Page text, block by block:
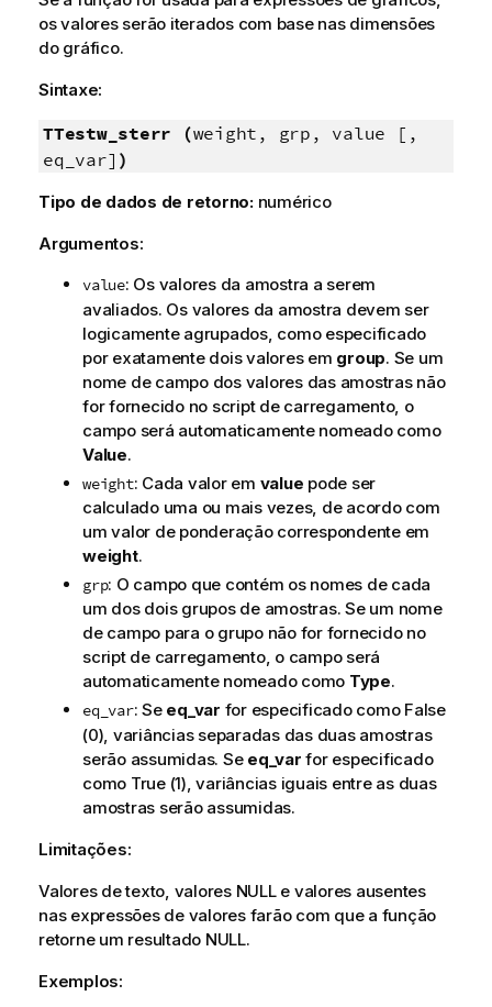
os valores serão iterados com base nas dimensões
do gráfico.
Sintaxe:
TTestw_sterr (weight, grp, value [,
eq_var] )
Tipo de dados de retorno: numérico
Argumentos:
value: Os valores da amostra a serem
avaliados. Os valores da amostra devem ser
logicamente agrupados, como especificado
por exatamente dois valores em group. Se um
nome de campo dos valores das amostras não
for fornecido no script de carregamento, o
campo será automaticamente nomeado como
Value.
weight: Cada valor em value pode ser
calculado uma ou mais vezes, de acordo com
um valor de ponderação correspondente em
weight.
grp: O campo que contém os nomes de cada
um dos dois grupos de amostras. Se um nome
de campo para o grupo não for fornecido no
script de carregamento, o campo será
automaticamente nomeado como Type.
eq_var: Se eq_var for especificado como False
(0), variâncias separadas das duas amostras
serão assumidas. Se eq_var for especificado
como True(1), variâncias iguais entre as duas
amostras serão assumidas.
Limitações:
Valores de texto, valores NULLe valores ausentes
nas expressões de valores farão com que a função
retorne um resultado NULL.
Exemplos: